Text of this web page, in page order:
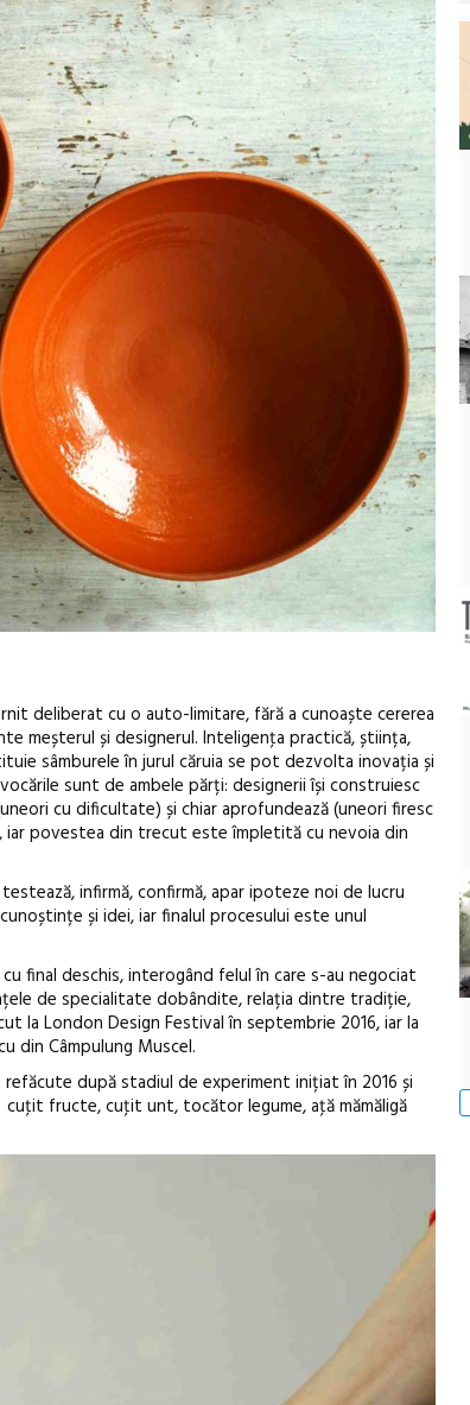
deliberat cu o auto-limitare, fără a cunoaște cererea
meșterul și designerul. Inteligenţa practică, știința,
sâmburele în jurul căruia se pot dezvolta inovația și
sunt de ambele părți: designerii își construiesc
cu dificultate) și chiar aprofundează (uneori firesc
povestea din trecut este împletită cu nevoia din
infirmă, confirmă, apar ipoteze noi de lucru
și idei, iar finalul procesului este unul
final deschis, interogând felul în care s-au negociat
de specialitate dobândite, relația dintre tradiție,
la London Design Festival în septembrie 2016, iar la
din Câmpulung Muscel.
după stadiul de experiment inițiat în 2016 și
fructe, cuţit unt, tocător legume, aţă mămăligă